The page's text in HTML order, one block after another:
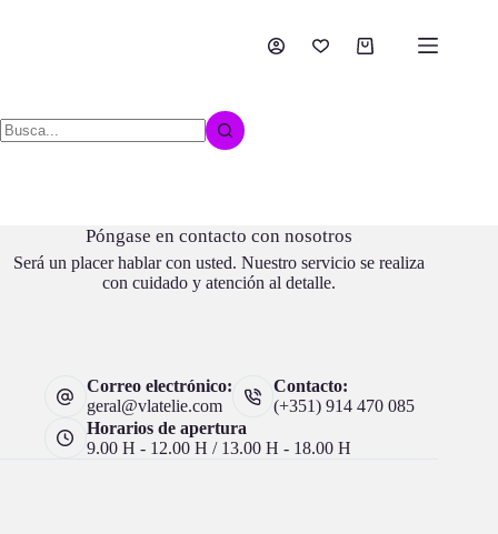
Póngase en contacto con nosotros
Será un placer hablar con usted. Nuestro servicio se realiza
con cuidado y atención al detalle.
Correo electrónico:
geral@vlatelie.com
Contacto:
(+351) 914 470 085
Horarios de apertura
9.00 H - 12.00 H / 13.00 H - 18.00 H